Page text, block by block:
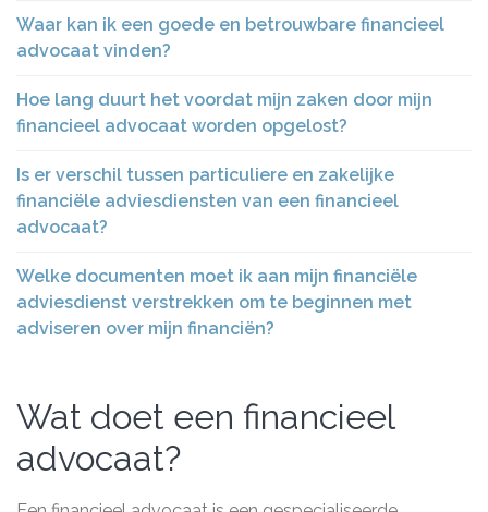
Waar kan ik een goede en betrouwbare financieel
advocaat vinden?
Hoe lang duurt het voordat mijn zaken door mijn
financieel advocaat worden opgelost?
Is er verschil tussen particuliere en zakelijke
financiële adviesdiensten van een financieel
advocaat?
Welke documenten moet ik aan mijn financiële
adviesdienst verstrekken om te beginnen met
adviseren over mijn financiën?
Wat doet een financieel
advocaat?